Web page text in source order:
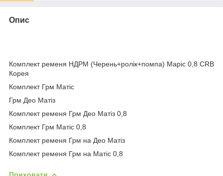
Опис
Комплект ременя НДРМ (Черень+ролік+помпа) Маріс 0,8 CRB
Корея
Комплект Грм Матіс
Грм Део Матіз
Комплект ременя Грм Део Матіз 0,8
Комплект Грм Матіс 0,8
Комплект ременя Грм на Део Матіз
Комплект ременя Грм на Матіс 0,8
Приховати